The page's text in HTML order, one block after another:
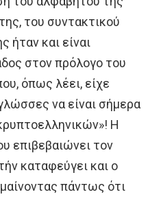
του συντακτικού
ήταν και είναι
στον πρόλογο του
όπως λέει, είχε
να είναι σήμερα
Η
επιβεβαιώνει τον
καταφεύγει και ο
πάντως ότι